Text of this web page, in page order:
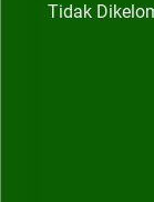
Tidak